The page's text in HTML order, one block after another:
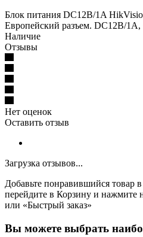
Блок питания DC12В/1A
Европейский разъем. DC12В/1A,
Наличие
Отзывы
Нет оценок
Оставить отзыв
Загрузка отзывов...
Добавьте понравившийся товар
перейдите в Корзину и нажмите
или «Быстрый заказ»
Вы можете выбрать